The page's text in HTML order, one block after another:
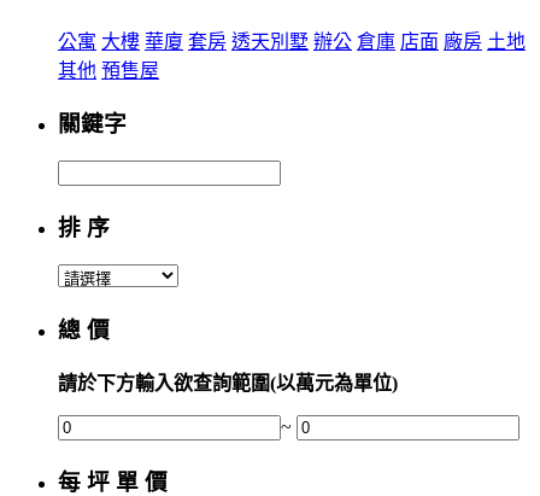
公寓 大樓 華廈 套房 透天別墅 辦公 倉庫 店面 廠房 土地
其他 預售屋
關鍵字
排 序
總 價
請於下方輸入欲查詢範圍(以萬元為單位)
~
每 坪 單 價